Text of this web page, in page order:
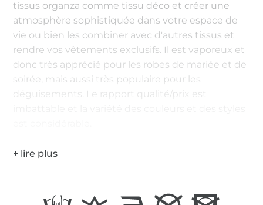
tissus organza comme tissu déco et créer une
atmosphère sophistiquée dans votre espace de
vie ou bien les combiner avec d'autres tissus et
rendre vos vêtements exclusifs. Il est vaporeux et
donc très apprécié pour les robes de mariée et de
soirée, mais aussi très populaire pour les
déguisements. Le rapport qualité/prix est